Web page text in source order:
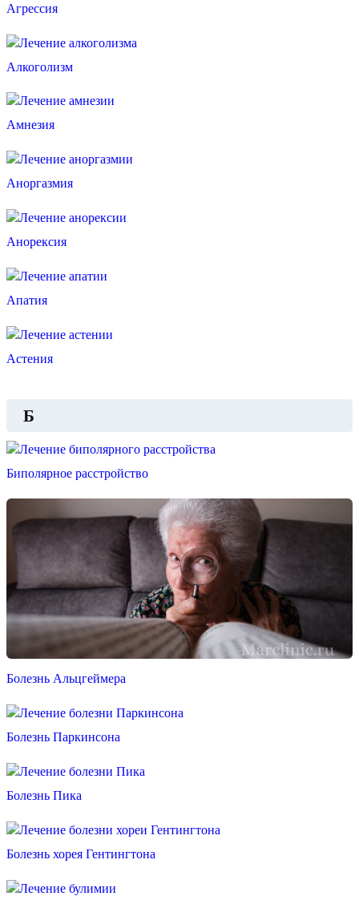
Агрессия
Алкоголизм
Амнезия
Аноргазмия
Анорексия
Апатия
Астения
Б
Биполярное расстройство
Болезнь Альцгеймера
Болезнь Паркинсона
Болезнь Пика
Болезнь хорея Гентингтона